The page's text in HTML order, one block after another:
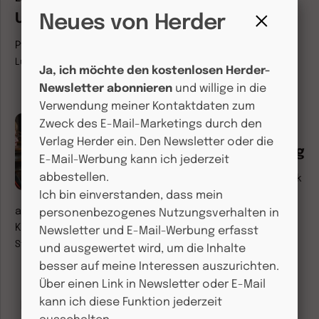
Und danach...?
Pfingstgedanken nach dem Katholikentag.
Lukas
CHRIST IN DER GEGENWART
Ein Ort der Ermutigung
Wenn der Blick in die Weltpolitik
Angst macht, braucht es Mut
aus anderer Quelle. Warum das Leitwort des
Katholikentags das Motto der Stunde ist.VonIrme
Stetter-Karp
CHRIST IN DER GEGENWART
Neues von Herder
Ja, ich möchte den kostenlosen Herder-
Newsletter abonnieren und willige in die
Verwendung meiner Kontaktdaten zum
Zweck des E-Mail-Marketings durch den
Verlag Herder ein. Den Newsletter oder die
E-Mail-Werbung kann ich jederzeit
abbestellen.
Ich bin einverstanden, dass mein
personenbezogenes Nutzungsverhalten in
Newsletter und E-Mail-Werbung erfasst
und ausgewertet wird, um die Inhalte
besser auf meine Interessen auszurichten.
Über einen Link in Newsletter oder E-Mail
kann ich diese Funktion jederzeit